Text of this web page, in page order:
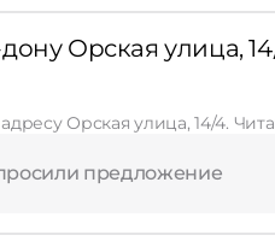
Орская улица,
Орская улица, 14/4.
предложение